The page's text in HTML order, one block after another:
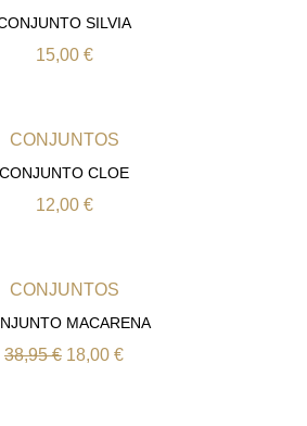
SILVIA
15,00 €
CONJUNTOS
CONJUNTO CLOE
12,00 €
CONJUNTOS
MACARENA
38,95€ 18,00 €